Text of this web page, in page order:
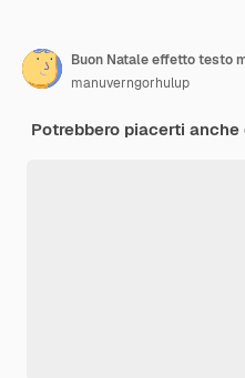
Buon Natale effetto testo
manuverngorhulup
Potrebbero piacerti